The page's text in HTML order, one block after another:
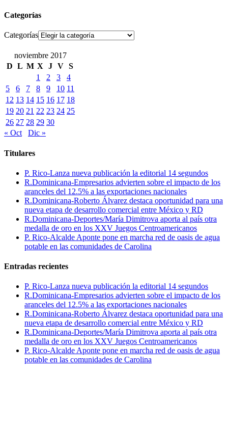
Categorías
Categorías
noviembre 2017
D L M X J V S
1
2 3
4
5
6 7 8 9 10 11
12 13 14 15 16 17 18
19 20 21 22 23 24 25
26 27 28 29 30
« Oct
Dic »
Titulares
P. Rico-Lanza nueva publicación la editorial 14 segundos
R.Dominicana-Empresarios advierten sobre el impacto de los
aranceles del 12.5% a las exportaciones nacionales
R.Dominicana-Roberto Álvarez destaca oportunidad para una
nueva etapa de desarrollo comercial entre México y RD
R.Dominicana-Deportes/María Dimitrova aporta al país otra
medalla de oro en los XXV Juegos Centroamericanos
P. Rico-Alcalde Aponte pone en marcha red de oasis de agua
potable en las comunidades de Carolina
Entradas recientes
P. Rico-Lanza nueva publicación la editorial 14 segundos
R.Dominicana-Empresarios advierten sobre el impacto de los
aranceles del 12.5% a las exportaciones nacionales
R.Dominicana-Roberto Álvarez destaca oportunidad para una
nueva etapa de desarrollo comercial entre México y RD
R.Dominicana-Deportes/María Dimitrova aporta al país otra
medalla de oro en los XXV Juegos Centroamericanos
P. Rico-Alcalde Aponte pone en marcha red de oasis de agua
potable en las comunidades de Carolina